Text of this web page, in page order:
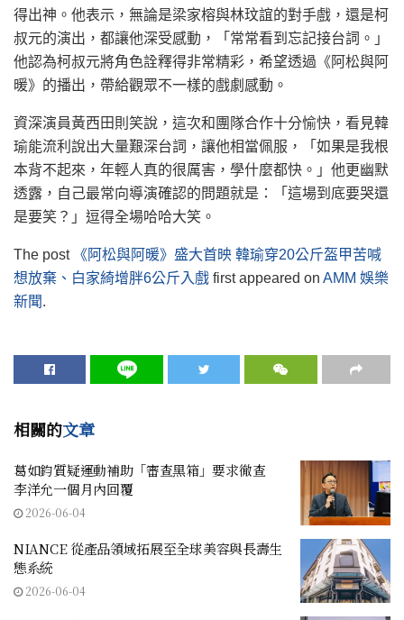
得出神。他表示，無論是梁家榕與林玟誼的對手戲，還是柯
叔元的演出，都讓他深受感動，「常常看到忘記接台詞。」
他認為柯叔元將角色詮釋得非常精彩，希望透過《阿松與阿
暖》的播出，帶給觀眾不一樣的戲劇感動。
資深演員黃西田則笑說，這次和團隊合作十分愉快，看見韓
瑜能流利說出大量艱深台詞，讓他相當佩服，「如果是我根
本背不起來，年輕人真的很厲害，學什麼都快。」他更幽默
透露，自己最常向導演確認的問題就是：「這場到底要哭還
是要笑？」逗得全場哈哈大笑。
The post
《阿松與阿暖》盛大首映 韓瑜穿20公斤盔甲苦喊
想放棄、白家綺增胖6公斤入戲 first appeared on AMM 娛樂
新聞.
相關的文章
葛如鈞質疑運動補助「審查黑箱」要求徹查
李洋允一個月內回覆
2026-06-04
NIANCE 從產品領域拓展至全球美容與長壽生
態系統
2026-06-04